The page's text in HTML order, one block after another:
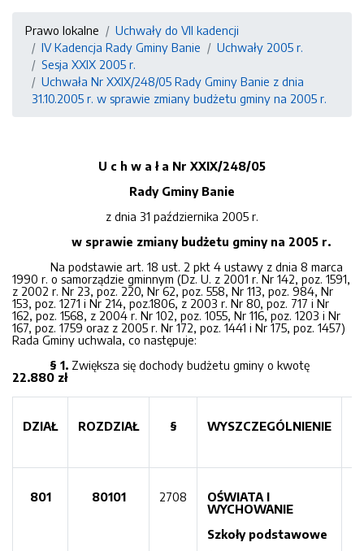
Prawo lokalne
Uchwały do VII kadencji
IV Kadencja Rady Gminy Banie
Uchwały 2005 r.
Sesja XXIX 2005 r.
Uchwała Nr XXIX/248/05 Rady Gminy Banie z dnia
31.10.2005 r. w sprawie zmiany budżetu gminy na 2005 r.
U c h w a ł a Nr XXIX/248/05
Rady Gminy Banie
z dnia 31 października 2005 r.
w sprawie zmiany budżetu gminy na 2005 r.
Na podstawie art. 18 ust. 2 pkt 4 ustawy z dnia 8 marca
1990 r. o samorządzie gminnym (Dz. U. z 2001 r. Nr 142, poz. 1591,
z 2002 r. Nr 23, poz. 220, Nr 62, poz. 558, Nr 113, poz. 984, Nr
153, poz. 1271 i Nr 214, poz.1806, z 2003 r. Nr 80, poz. 717 i Nr
162, poz. 1568, z 2004 r. Nr 102, poz. 1055, Nr 116, poz. 1203 i Nr
167, poz. 1759 oraz z 2005 r. Nr 172, poz. 1441 i Nr 175, poz. 1457)
Rada Gminy uchwala, co następuje:
§ 1. Zwiększa się dochody budżetu gminy o kwotę
22.880 zł
DZIAŁ ROZDZIAŁ § WYSZCZEGÓLNIENIE
801 80101 2708
OŚWIATA I
WYCHOWANIE
Szkoły podstawowe